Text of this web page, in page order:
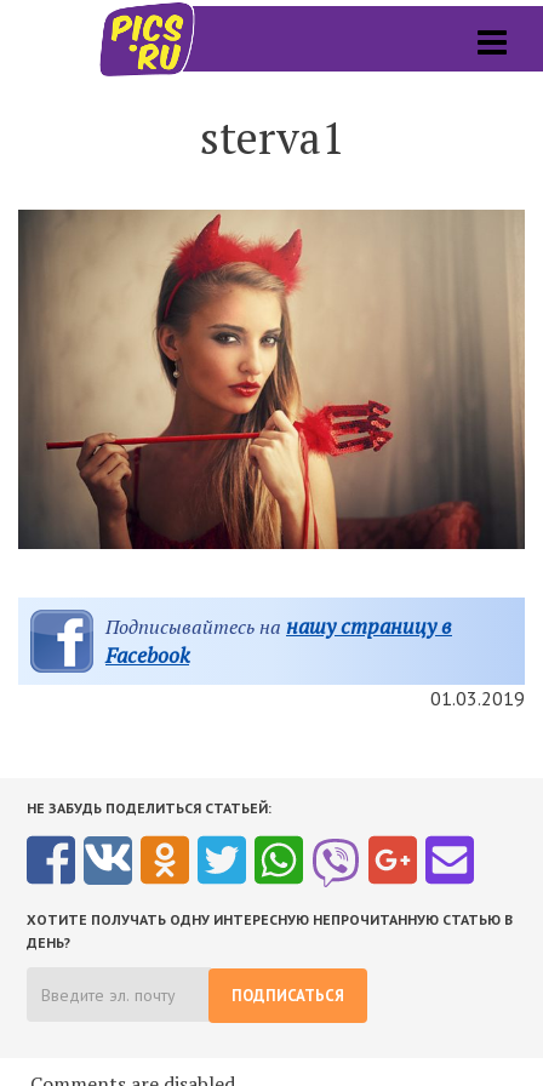
sterva1
Подписывайтесь на нашу страницу в
Facebook
01.03.2019
НЕ ЗАБУДЬ ПОДЕЛИТЬСЯ СТАТЬЕЙ:
ХОТИТЕ ПОЛУЧАТЬ ОДНУ ИНТЕРЕСНУЮ НЕПРОЧИТАННУЮ СТАТЬЮ В
ДЕНЬ?
ПОДПИСАТЬСЯ